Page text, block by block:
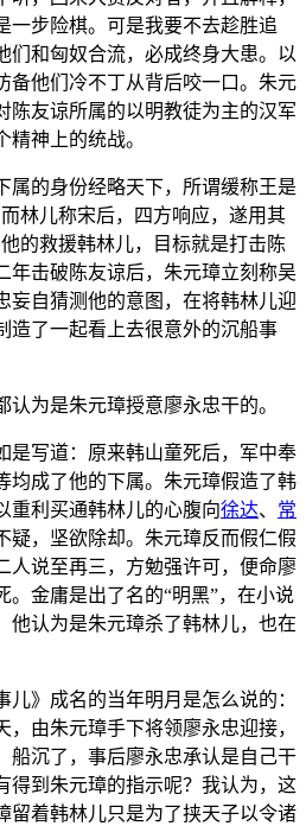
一步险棋。可是我要不去趁胜追
们和匈奴合流，必成终身大患。以
备他们冷不丁从背后咬一口。朱元
陈友谅所属的以明教徒为主的汉军
精神上的统战。
属的身份经略天下，所谓缓称王是
林儿称宋后，四方响应，遂用其
的救援韩林儿，目标就是打击陈
年击破陈友谅后，朱元璋立刻称吴
妄自猜测他的意图，在将韩林儿迎
造了一起看上去很意外的沉船事
为是朱元璋授意廖永忠干的。
是写道：原来韩山童死后，军中奉
均成了他的下属。朱元璋假造了韩
重利买通韩林儿的心腹向徐达、 常
疑，坚欲除却。朱元璋反而假仁假
人说至再三，方勉强许可，便命廖
。金庸是出了名的“明黑”，在小说
他认为是朱元璋杀了韩林儿，也在
》成名的当年明月是怎么说的：
，由朱元璋手下将领廖永忠迎接，
船沉了，事后廖永忠承认是自己干
得到朱元璋的指示呢？我认为，这
留着韩林儿只是为了挟天子以令诸